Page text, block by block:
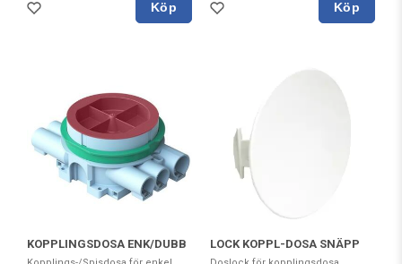
Köp Köp
KOPPLINGSDOSA ENK/DUBB LOCK KOPPL-DOSA SNÄPP